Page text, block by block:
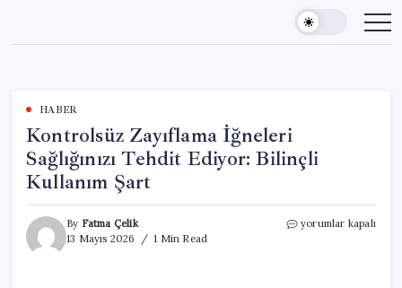
content
HABER
Kontrolsüz Zayıflama İğneleri
Sağlığınızı Tehdit Ediyor: Bilinçli
Kullanım Şart
By Fatma Çelik
13 Mayıs 2026
1 Min Read
Kontrolsüz
yorumlar kapalı